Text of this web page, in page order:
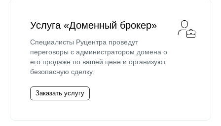
Услуга «Доменный брокер»
Специалисты Руцентра проведут
переговоры с администратором домена о
его продаже по вашей цене и организуют
безопасную сделку.
Заказать услугу